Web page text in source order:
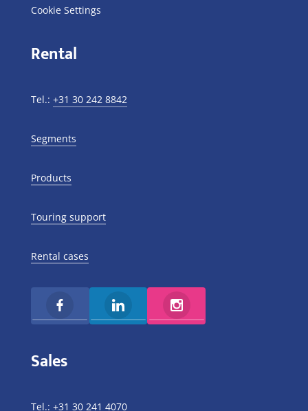
Cookie Settings
Rental
Tel.: +31 30 242 8842
Segments
Products
Touring support
Rental cases
Sales
Tel.: +31 30 241 4070